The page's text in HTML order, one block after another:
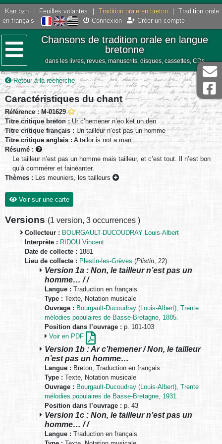
Kan.bzh Feuilles volantes Tradition orale en breton
Tradition orale
en français
Connexion Créer un compte
Menu
Chansons de tradition orale en langue
bretonne
dans les livres, revues, manuscrits, disques, cassettes, CDs
Retour à la recherche
Caractéristiques du chant
Référence : M-01629
Titre critique breton : Ur c’hemener n’eo ket un den
Titre critique français : Un tailleur n’est pas un homme
Titre critique anglais : A tailor is not a man
Résumé :
Le tailleur n’est pas un homme mais tailleur, et c’est tout. Il n’est bon
qu’à commérer et fainéanter.
Thèmes :
Les meuniers, les tailleurs
Voir sur une carte
Versions (1 version, 3 occurrences )
Collecteur : BOURGAULT-DUCOUDRAY Louis-Albert
Interprète : RIDOU Vincent
Date de collecte : 1881
Lieu de collecte : Plestin-les-Grèves (Plistin, 22)
Version 1a : Non, le tailleur n’est pas un
homme… / /
Langue : Traduction en français
Type : Texte, Notation musicale
Ouvrage : Bourgault-Ducoudray (Louis-Albert), Trente
mélodies populaires de Basse-Bretagne, 1885.
Position dans l’ouvrage : p. 101-103
Voir en PDF
Version 1b : Ar c’hemener / Non, le tailleur
n’est pas un homme…
Langue : Breton, Traduction en français
Type : Texte, Notation musicale
Ouvrage : Bourgault-Ducoudray (Louis-Albert), Trente
mélodies populaires de Basse-Bretagne, 1931.
Position dans l’ouvrage : p. 43
Version 1c : Non, le tailleur n’est pas un
homme… / /
Langue : Traduction en français